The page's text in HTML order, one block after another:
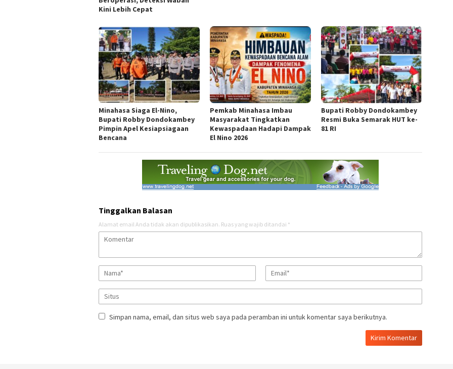
Kini Lebih Cepat
Minahasa Siaga El-Nino,
Bupati Robby Dondokambey
Pimpin Apel Kesiapsiagaan
Bencana
Pemkab Minahasa Imbau
Masyarakat Tingkatkan
Kewaspadaan Hadapi Dampak
El Nino 2026
Bupati Robby Dondokambey
Resmi Buka Semarak HUT ke-
81 RI
Tinggalkan Balasan
Alamat email Anda tidak akan dipublikasikan. Ruas yang wajib ditandai *
Simpan nama, email, dan situs web saya pada peramban ini untuk komentar saya berikutnya.